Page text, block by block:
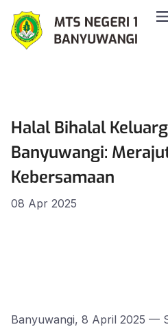
Halal Bihalal
Banyuwangi:
Kebersamaan
08 Apr 2025
Banyuwangi, 8 April 2025 —